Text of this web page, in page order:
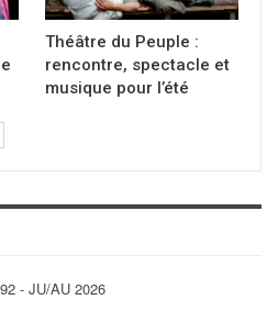
Théâtre du Peuple :
rencontre, spectacle et
musique pour l’été
- JU/AU 2026